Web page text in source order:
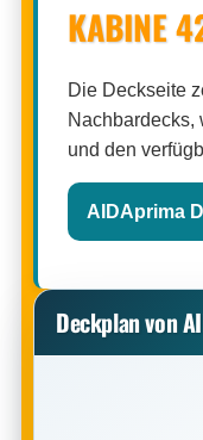
KABINE
Die Deckseite
Nachbardecks,
und den
AIDAprima
Deckplan von